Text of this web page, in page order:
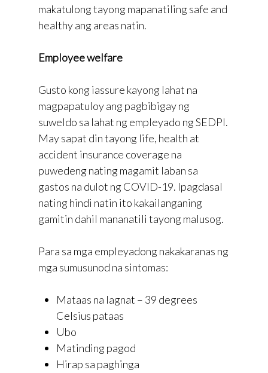
makatulong tayong mapanatiling safe and
healthy ang areas natin.
Employee welfare
Gusto kong iassure kayong lahat na
magpapatuloy ang pagbibigay ng
suweldo sa lahat ng empleyado ng SEDPI.
May sapat din tayong life, health at
accident insurance coverage na
puwedeng nating magamit laban sa
gastos na dulot ng COVID-19. Ipagdasal
nating hindi natin ito kakailanganing
gamitin dahil mananatili tayong malusog.
Para sa mga empleyadong nakakaranas ng
mga sumusunod na sintomas:
Mataas na lagnat – 39 degrees
Celsius pataas
Ubo
Matinding pagod
Hirap sa paghinga